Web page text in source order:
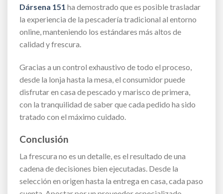
Dársena 151 ha demostrado que es posible trasladar
la experiencia de la pescadería tradicional al entorno
online, manteniendo los estándares más altos de
calidad y frescura.
Gracias a un control exhaustivo de todo el proceso,
desde la lonja hasta la mesa, el consumidor puede
disfrutar en casa de pescado y marisco de primera,
con la tranquilidad de saber que cada pedido ha sido
tratado con el máximo cuidado.
Conclusión
La frescura no es un detalle, es el resultado de una
cadena de decisiones bien ejecutadas. Desde la
selección en origen hasta la entrega en casa, cada paso